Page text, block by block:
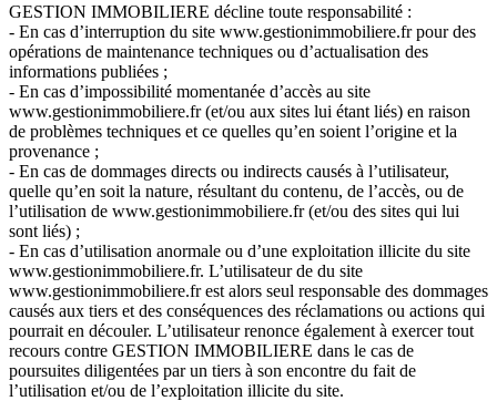
GESTION IMMOBILIERE décline toute responsabilité :
- En cas d’interruption du site www.gestionimmobiliere.fr pour des
opérations de maintenance techniques ou d’actualisation des
informations publiées ;
- En cas d’impossibilité momentanée d’accès au site
www.gestionimmobiliere.fr (et/ou aux sites lui étant liés) en raison
de problèmes techniques et ce quelles qu’en soient l’origine et la
provenance ;
- En cas de dommages directs ou indirects causés à l’utilisateur,
quelle qu’en soit la nature, résultant du contenu, de l’accès, ou de
l’utilisation de www.gestionimmobiliere.fr (et/ou des sites qui lui
sont liés) ;
- En cas d’utilisation anormale ou d’une exploitation illicite du site
www.gestionimmobiliere.fr. L’utilisateur de du site
www.gestionimmobiliere.fr est alors seul responsable des dommages
causés aux tiers et des conséquences des réclamations ou actions qui
pourrait en découler. L’utilisateur renonce également à exercer tout
recours contre GESTION IMMOBILIERE dans le cas de
poursuites diligentées par un tiers à son encontre du fait de
l’utilisation et/ou de l’exploitation illicite du site.